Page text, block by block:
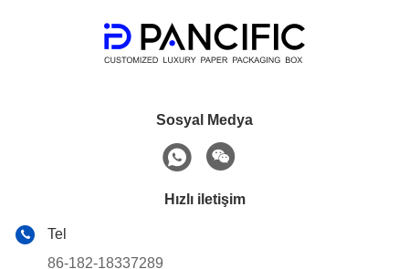
Sosyal Medya
Hızlı iletişim
Tel
86-182-18337289